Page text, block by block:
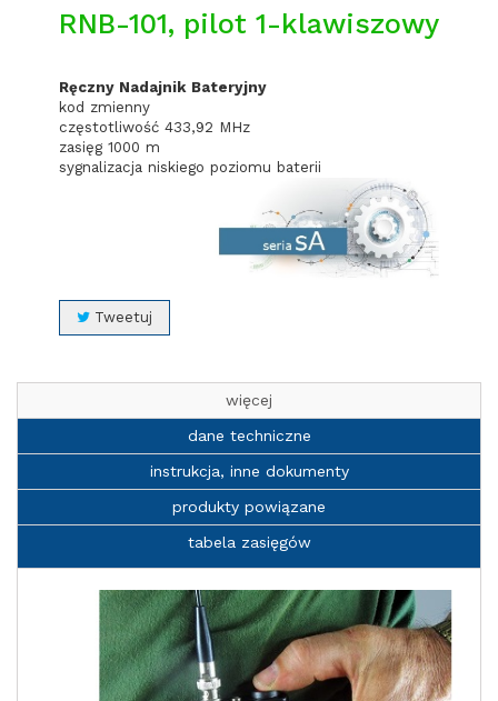
RNB-101, pilot 1-klawiszowy
Ręczny Nadajnik Bateryjny
kod zmienny
częstotliwość 433,92 MHz
zasięg 1000 m
sygnalizacja niskiego poziomu baterii
Tweetuj
więcej
dane techniczne
instrukcja, inne dokumenty
produkty powiązane
tabela zasięgów